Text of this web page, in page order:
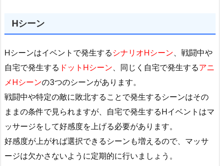
Hシーン
Hシーンはイベントで発生する シナリオHシーン、戦闘中や
自宅で発生する ドットHシーン、同じく自宅で発生するアニ
メHシーンの3つのシーンがあります。
戦闘中や特定の敵に敗北することで発生するシーンはその
ままの条件で見られますが、自宅で発生するHイベントはマ
ッサージをして好感度を上げる必要があります。
好感度が上がれば選択できるシーンも増えるので、マッサ
ージは欠かさないように定期的に行いましょう。